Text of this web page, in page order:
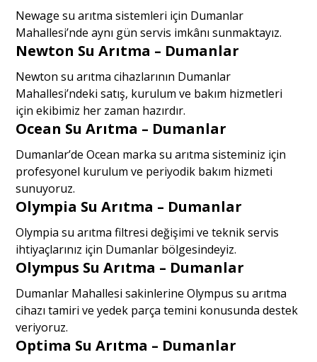
Newage su arıtma sistemleri için Dumanlar
Mahallesi’nde aynı gün servis imkânı sunmaktayız.
Newton Su Arıtma – Dumanlar
Newton su arıtma cihazlarının Dumanlar
Mahallesi’ndeki satış, kurulum ve bakım hizmetleri
için ekibimiz her zaman hazırdır.
Ocean Su Arıtma – Dumanlar
Dumanlar’de Ocean marka su arıtma sisteminiz için
profesyonel kurulum ve periyodik bakım hizmeti
sunuyoruz.
Olympia Su Arıtma – Dumanlar
Olympia su arıtma filtresi değişimi ve teknik servis
ihtiyaçlarınız için Dumanlar bölgesindeyiz.
Olympus Su Arıtma – Dumanlar
Dumanlar Mahallesi sakinlerine Olympus su arıtma
cihazı tamiri ve yedek parça temini konusunda destek
veriyoruz.
Optima Su Arıtma – Dumanlar